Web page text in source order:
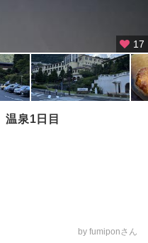
17
泉1日目
by fumiponさん